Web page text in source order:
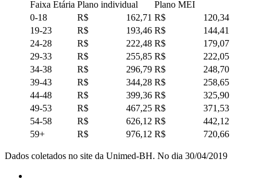
Faixa Etária Plano individual
Plano MEI
0-18
R$ 162,71 R$ 120,34
19-23
R$ 193,46 R$ 144,41
24-28
R$ 222,48 R$ 179,07
29-33
R$ 255,85 R$ 222,05
34-38
R$ 296,79 R$ 248,70
39-43
R$ 344,28 R$ 258,65
44-48
R$ 399,36 R$ 325,90
49-53
R$ 467,25 R$ 371,53
54-58
R$ 626,12 R$ 442,12
59+
R$ 976,12 R$ 720,66
Dados coletados no site da Unimed-BH. No dia 30/04/2019